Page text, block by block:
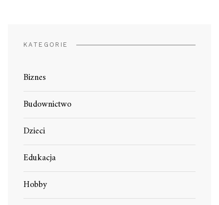
KATEGORIE
Biznes
Budownictwo
Dzieci
Edukacja
Hobby